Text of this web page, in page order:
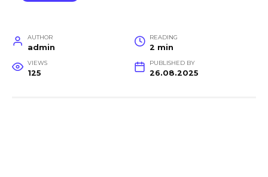
AUTHOR
admin
READING
2 min
VIEWS
125
PUBLISHED BY
26.08.2025